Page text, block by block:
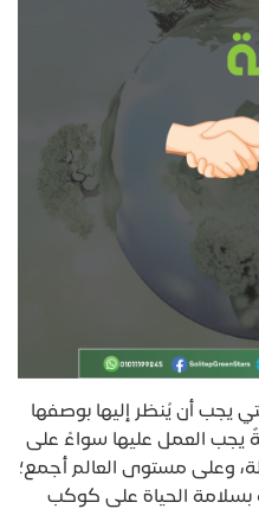
يجب أن يُنظر إليها بوصفها
يجب العمل عليها سواءً على
وعلى مستوى العالم أجمع؛
بسلامة الحياة على كوكب